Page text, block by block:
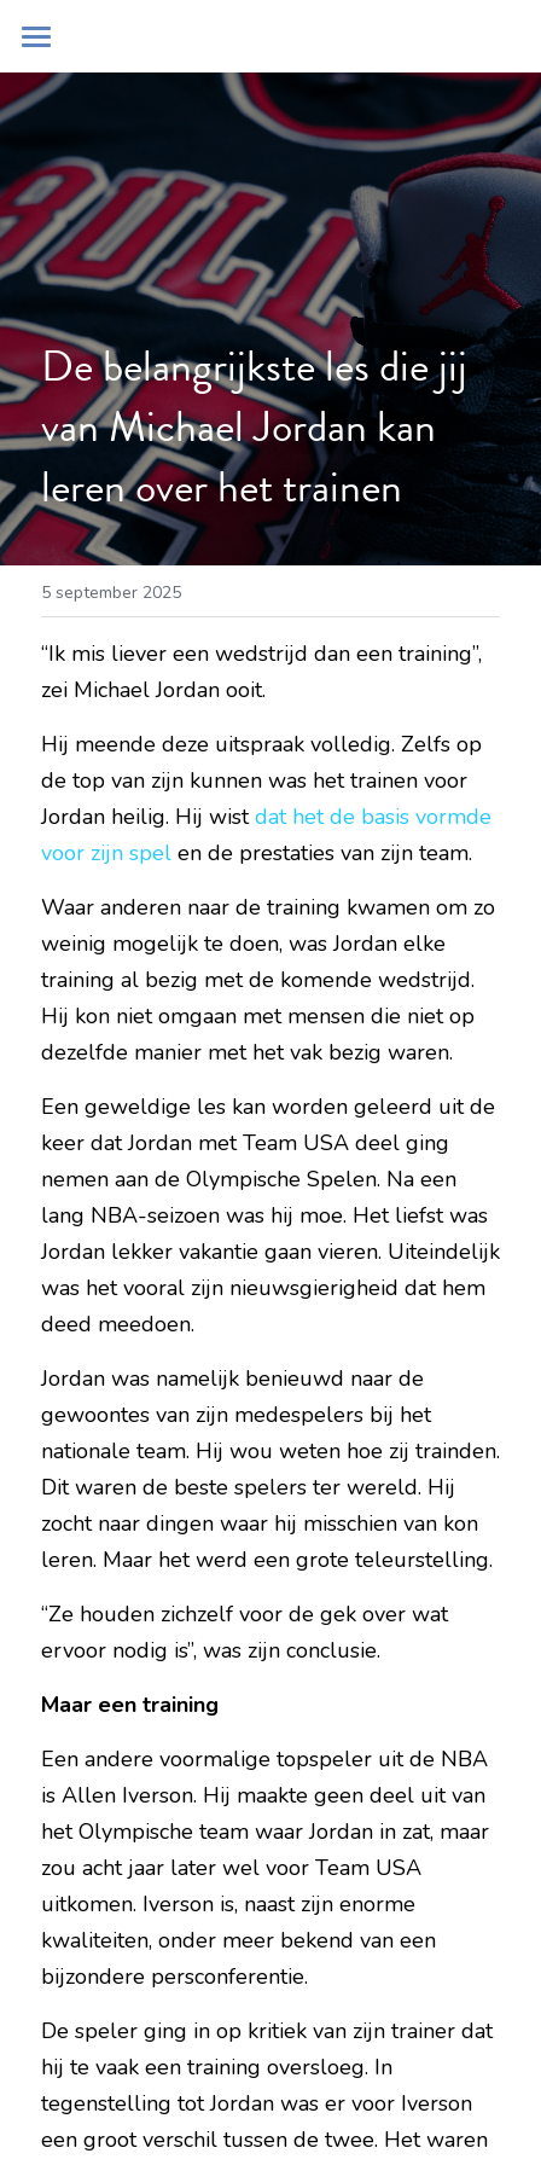
Home
Contact
Zoeken
POWERED BY
De belangrijkste les die jij
van Michael Jordan kan
leren over het trainen
5 september 2025
“Ik mis liever een wedstrijd dan een training”,
zei Michael Jordan ooit.
Hij meende deze uitspraak volledig. Zelfs op
de top van zijn kunnen was het trainen voor
Jordan heilig. Hij wist dat het de basis vormde
voor zijn spel en de prestaties van zijn team.
Waar anderen naar de training kwamen om zo
weinig mogelijk te doen, was Jordan elke
training al bezig met de komende wedstrijd.
Hij kon niet omgaan met mensen die niet op
dezelfde manier met het vak bezig waren.
Een geweldige les kan worden geleerd uit de
keer dat Jordan met Team USA deel ging
nemen aan de Olympische Spelen. Na een
lang NBA-seizoen was hij moe. Het liefst was
Jordan lekker vakantie gaan vieren. Uiteindelijk
was het vooral zijn nieuwsgierigheid dat hem
deed meedoen.
Jordan was namelijk benieuwd naar de
gewoontes van zijn medespelers bij het
nationale team. Hij wou weten hoe zij trainden.
Dit waren de beste spelers ter wereld. Hij
zocht naar dingen waar hij misschien van kon
leren. Maar het werd een grote teleurstelling.
“Ze houden zichzelf voor de gek over wat
ervoor nodig is”, was zijn conclusie.
Maar een training
Een andere voormalige topspeler uit de NBA
is Allen Iverson. Hij maakte geen deel uit van
het Olympische team waar Jordan in zat, maar
zou acht jaar later wel voor Team USA
uitkomen. Iverson is, naast zijn enorme
kwaliteiten, onder meer bekend van een
bijzondere persconferentie.
De speler ging in op kritiek van zijn trainer dat
hij te vaak een training oversloeg. In
tegenstelling tot Jordan was er voor Iverson
een groot verschil tussen de twee. Het waren